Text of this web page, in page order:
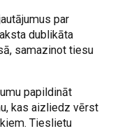
par
dublikāta
samazinot tiesu
papildināt
kas aizliedz vērst
Tieslietu